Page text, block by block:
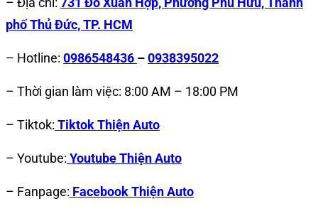
phố Thủ Đức, TP. HCM
– Hotline: 0986548436 –0938395022
– Thời gian làm việc: 8:00 AM – 18:00 PM
– Tiktok: Tiktok Thiện Auto
– Youtube: Youtube Thiện Auto
– Fanpage: Facebook Thiện Auto